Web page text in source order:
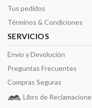
Tus pedidos
Términos & Condiciones
SERVICIOS
Envío y Devolución
Preguntas Frecuentes
Compras Seguras
Libro de